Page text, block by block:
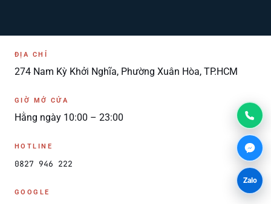
ĐỊA CHỈ
274 Nam Kỳ Khởi Nghĩa, Phường Xuân Hòa, TP.HCM
GIỜ MỞ CỬA
Hằng ngày 10:00 – 23:00
HOTLINE
0827 946 222
GOOGLE
Zalo